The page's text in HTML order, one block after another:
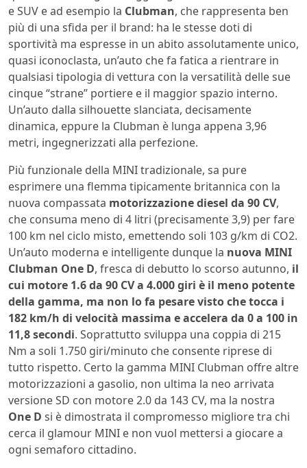
e SUV e ad esempio la Clubman, che rappresenta ben
più di una sfida per il brand: ha le stesse doti di
sportività ma espresse in un abito assolutamente unico,
quasi iconoclasta, un’auto che fa fatica a rientrare in
qualsiasi tipologia di vettura con la versatilità delle sue
cinque “strane” portiere e il maggior spazio interno.
Un’auto dalla silhouette slanciata, decisamente
dinamica, eppure la Clubman è lunga appena 3,96
metri, ingegnerizzati alla perfezione.
Più funzionale della MINI tradizionale, sa pure
esprimere una flemma tipicamente britannica con la
nuova compassata motorizzazione diesel da 90 CV,
che consuma meno di 4 litri (precisamente 3,9) per fare
100 km nel ciclo misto, emettendo soli 103 g/km di CO2.
Un’auto moderna e intelligente dunque la nuova MINI
Clubman One D, fresca di debutto lo scorso autunno, il
cui motore 1.6 da 90 CV a 4.000 giri è il meno potente
della gamma, ma non lo fa pesare visto che tocca i
182 km/h di velocità massima e accelera da 0 a 100 in
11,8 secondi. Soprattutto sviluppa una coppia di 215
Nm a soli 1.750 giri/minuto che consente riprese di
tutto rispetto. Certo la gamma MINI Clubman offre altre
motorizzazioni a gasolio, non ultima la neo arrivata
versione SD con motore 2.0 da 143 CV, ma la nostra
One D si è dimostrata il compromesso migliore tra chi
cerca il glamour MINI e non vuol mettersi a giocare a
ogni semaforo cittadino.